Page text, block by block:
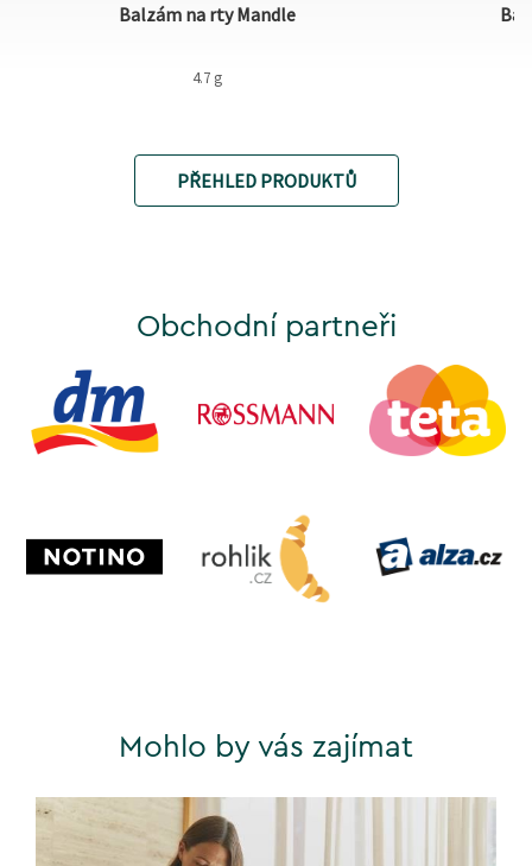
Balzám na rty Mandle
4.7 g
PŘEHLED PRODUKTŮ
Obchodní partneři
Mohlo by vás zajímat